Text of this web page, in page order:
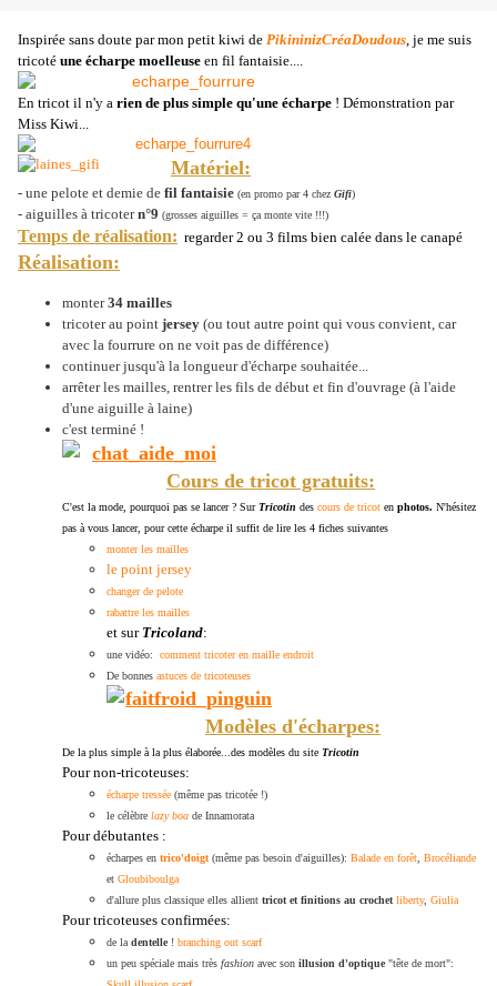
Inspirée sans doute par mon petit kiwi de PikininizCréaDoudous, je me suis
tricoté une écharpe moelleuse en fil fantaisie....
En tricot il n'y a rien de plus simple qu'une écharpe ! Démonstration par
Miss Kiwi...
Matériel:
- une pelote et demie de fil fantaisie (en promo par 4 chez Gifi)
- aiguilles à tricotern°9 (grosses aiguilles = ça monte vite !!!)
Temps de réalisation: regarder 2 ou 3 films bien calée dans le canapé
Réalisation:
monter34 mailles
tricoter au point jersey (ou tout autre point qui vous convient, car
avec la fourrure on ne voit pas de différence)
continuer jusqu'à la longueur d'écharpe souhaitée...
arrêter les mailles, rentrer les fils de début et fin d'ouvrage (à l'aide
d'une aiguille à laine)
c'est terminé !
Cours de tricot gratuits:
C'est la mode, pourquoi pas se lancer ? SurTricotin des cours de tricot en photos. N'hésitez
pas à vous lancer, pour cette écharpe il suffit de lire les 4 fiches suivantes
monter les mailles
le point jersey
changer de pelote
rabattre les mailles
et sur Tricoland:
une vidéo: comment tricoter en maille endroit
De bonnes astuces de tricoteuses
Modèles d'écharpes:
De la plus simple à la plus élaborée...des modèles du site Tricotin
Pour non-tricoteuses:
écharpe tressée (même pas tricotée !)
le célèbre lazy boa de Innamorata
Pour débutantes :
écharpes en trico'doigt (même pas besoin d'aiguilles): Balade en forêt Brocéliande
et Gloubiboulga
d'allure plus classique elles allient tricot et finitions au crochet liberty, Giulia
Pour tricoteuses confirmées:
de la dentelle ! branching out scarf
un peu spéciale mais très fashion avec son illusion d'optique "tête de mort":